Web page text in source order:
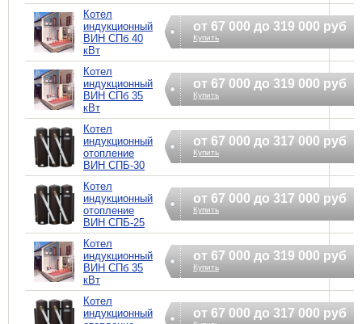
Котел
индукционный
ВИН СПб 40
кВт
от 67 000 до 319 000 руб
Купить
Котел
индукционный
ВИН СПб 35
кВт
от 67 000 до 319 000 руб
Купить
Котел
индукционный
отопление
ВИН СПБ-30
от 67 000 до 317 000 руб
Купить
Котел
индукционный
отопление
ВИН СПБ-25
от 67 000 до 317 000 руб
Купить
Котел
индукционный
ВИН СПб 35
кВт
от 67 000 до 319 000 руб
Купить
Котел
индукционный
от 67 000 до 317 000 руб